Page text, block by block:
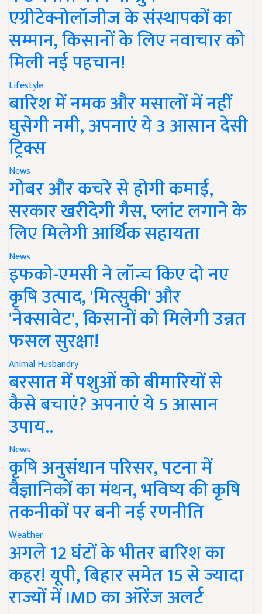
एग्रीटेक्नोलॉजीज के संस्थापकों का
सम्मान, किसानों के लिए नवाचार को
मिली नई पहचान!
Lifestyle
बारिश में नमक और मसालों में नहीं
घुसेगी नमी, अपनाएं ये 3 आसान देसी
ट्रिक्स
News
गोबर और कचरे से होगी कमाई,
सरकार खरीदेगी गैस, प्लांट लगाने के
लिए मिलेगी आर्थिक सहायता
News
इफको-एमसी ने लॉन्च किए दो नए
कृषि उत्पाद, 'मित्सुकी' और
'नेक्सावेट', किसानों को मिलेगी उन्नत
फसल सुरक्षा!
Animal Husbandry
बरसात में पशुओं को बीमारियों से
कैसे बचाएं? अपनाएं ये 5 आसान
उपाय..
News
कृषि अनुसंधान परिसर, पटना में
वैज्ञानिकों का मंथन, भविष्य की कृषि
तकनीकों पर बनी नई रणनीति
Weather
अगले 12 घंटों के भीतर बारिश का
कहर! यूपी, बिहार समेत 15 से ज्यादा
राज्यों में IMD का ऑरेंज अलर्ट